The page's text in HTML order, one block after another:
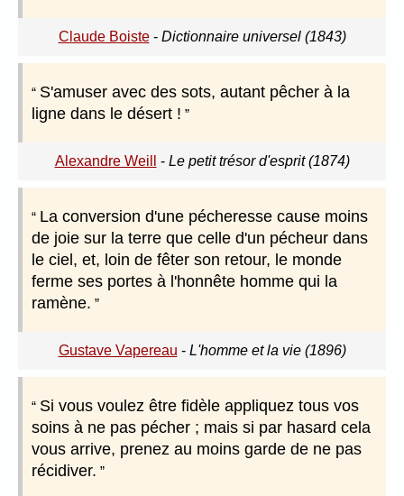
Claude Boiste- Dictionnaire universel (1843)
S'amuser avec des sots, autant pêcher à la
ligne dans le désert !
Alexandre Weill - Le petit trésor d'esprit (1874)
La conversion d'une pécheresse cause moins
de joie sur la terre que celle d'un pécheur dans
le ciel, et, loin de fêter son retour, le monde
ferme ses portes à l'honnête homme qui la
ramène.
Gustave Vapereau - L'homme et la vie (1896)
Si vous voulez être fidèle appliquez tous vos
soins à ne pas pécher ; mais si par hasard cela
vous arrive, prenez au moins garde de ne pas
récidiver.